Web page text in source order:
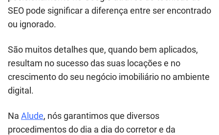
SEO pode significar a diferença entre ser encontrado
ou ignorado.
São muitos detalhes que, quando bem aplicados,
resultam no sucesso das suas locações e no
crescimento do seu negócio imobiliário no ambiente
digital.
Na Alude, nós garantimos que diversos
procedimentos do dia a dia do corretor e da